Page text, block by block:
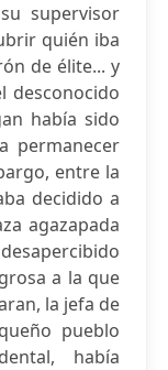
supervisor
quién iba
de élite... y
desconocido
había sido
permanecer
entre la
decidido a
agazapada
a la que
la jefa de
pueblo
había